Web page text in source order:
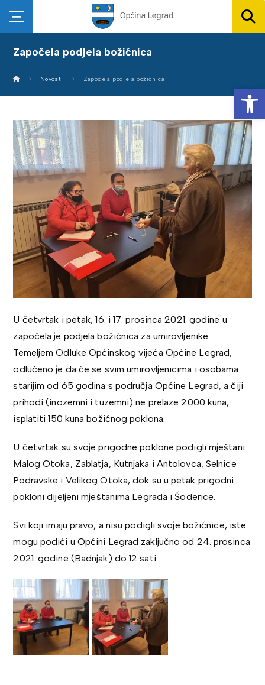
Započela podjela božićnica
Novosti Započela podjela božićnica
U četvrtak i petak, 16. i 17. prosinca 2021. godine u
započela je podjela božićnica za umirovljenike.
Temeljem Odluke Općinskog vijeća Općine Legrad,
odlučeno je da će se svim umirovljenicima i osobama
starijim od 65 godina s područja Općine Legrad, a čiji
prihodi (inozemni i tuzemni) ne prelaze 2000 kuna,
isplatiti 150 kuna božićnog poklona.
U četvrtak su svoje prigodne poklone podigli mještani
Malog Otoka, Zablatja, Kutnjaka i Antolovca, Selnice
Podravske i Velikog Otoka, dok su u petak prigodni
pokloni dijeljeni mještanima Legrada i Šoderice.
Svi koji imaju pravo, a nisu podigli svoje božićnice, iste
mogu podići u Općini Legrad zaključno od 24. prosinca
2021. godine (Badnjak) do 12 sati.